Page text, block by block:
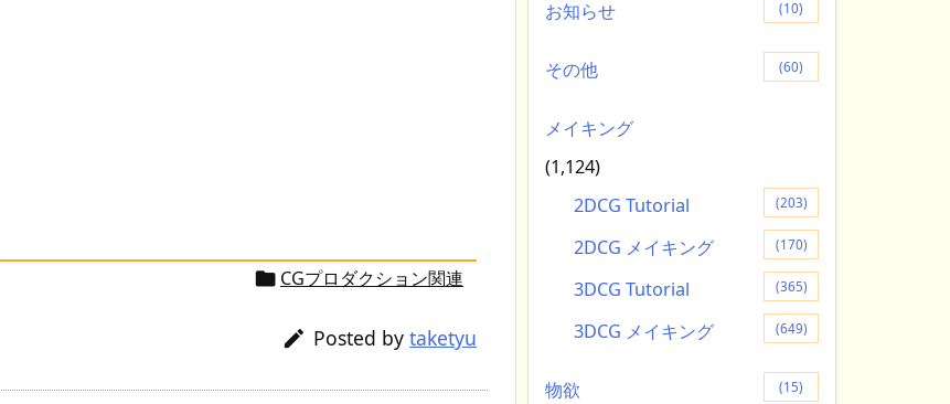
 CGプロダクション関連
 Posted by taketyu
お知らせ (10)
その他 (60)
メイキング
(1,124)
2DCG Tutorial
(203)
2DCG メイキング (170)
3DCG Tutorial (365)
3DCG メイキング (649)
物欲 (15)